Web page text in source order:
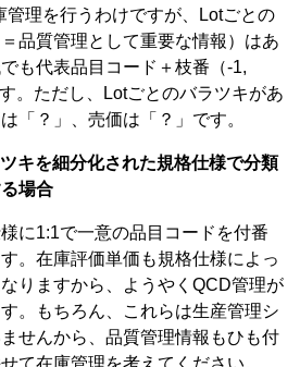
管理を行うわけですが、Lotごとの
品質管理として重要な情報）はあ
も代表品目コード＋枝番（-1,
ただし、Lotごとのバラツキがあ
「？」、売価は「？」です。
キを細分化された規格仕様で分類
場合
に1:1で一意の品目コードを付番
。在庫評価単価も規格仕様によっ
りますから、ようやくQCD管理が
。もちろん、これらは生産管理シ
せんから、品質管理情報もひも付